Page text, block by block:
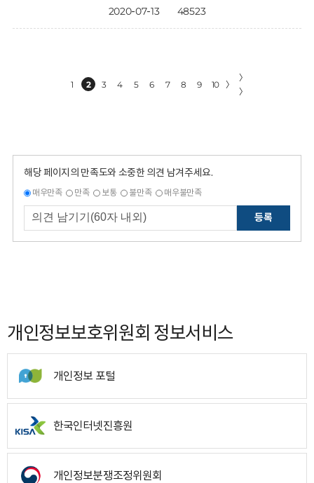
2020-07-13 48523
1 2 3 4 5 6 7 8 9 10 〉
〉
〉
해당 페이지의 만족도와 소중한 의견 남겨주세요.
매우만족 만족 보통 불만족 매우불만족
등록
개인정보보호위원회 정보서비스
개인정보 포털
한국인터넷진흥원
개인정보분쟁조정위원회